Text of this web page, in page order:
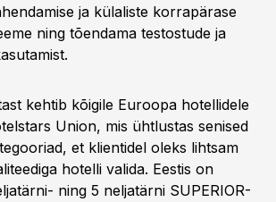
ja külaliste korrapärase
ning tõendama testostude ja
kehtib kõigile Euroopa hotellidele
Union, mis ühtlustas senised
et klientidel oleks lihtsam
hotelli valida. Eestis on
ning 5 neljatärni SUPERIOR-